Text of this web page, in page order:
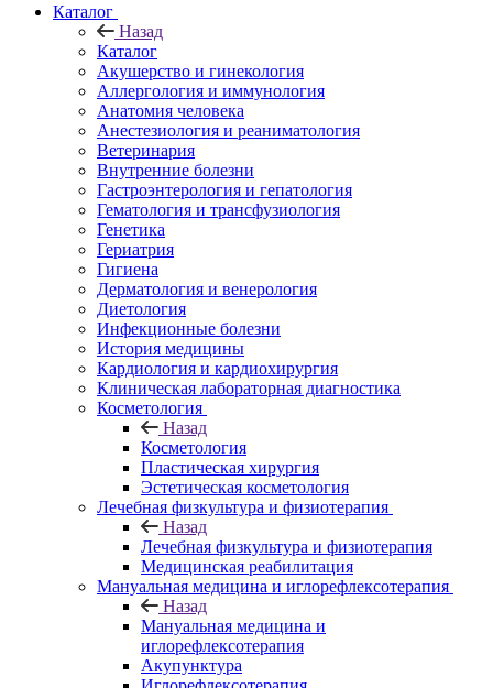
Каталог
Назад
Каталог
Акушерство и гинекология
Аллергология и иммунология
Анатомия человека
Анестезиология и реаниматология
Ветеринария
Внутренние болезни
Гастроэнтерология и гепатология
Гематология и трансфузиология
Генетика
Гериатрия
Гигиена
Дерматология и венерология
Диетология
Инфекционные болезни
История медицины
Кардиология и кардиохирургия
Клиническая лабораторная диагностика
Косметология
Назад
Косметология
Пластическая хирургия
Эстетическая косметология
Лечебная физкультура и физиотерапия
Назад
Лечебная физкультура и физиотерапия
Медицинская реабилитация
Мануальная медицина и иглорефлексотерапия
Назад
Мануальная медицина и
иглорефлексотерапия
Акупунктура